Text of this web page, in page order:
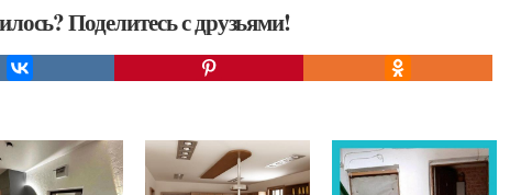
Поделитесь с друзьями!